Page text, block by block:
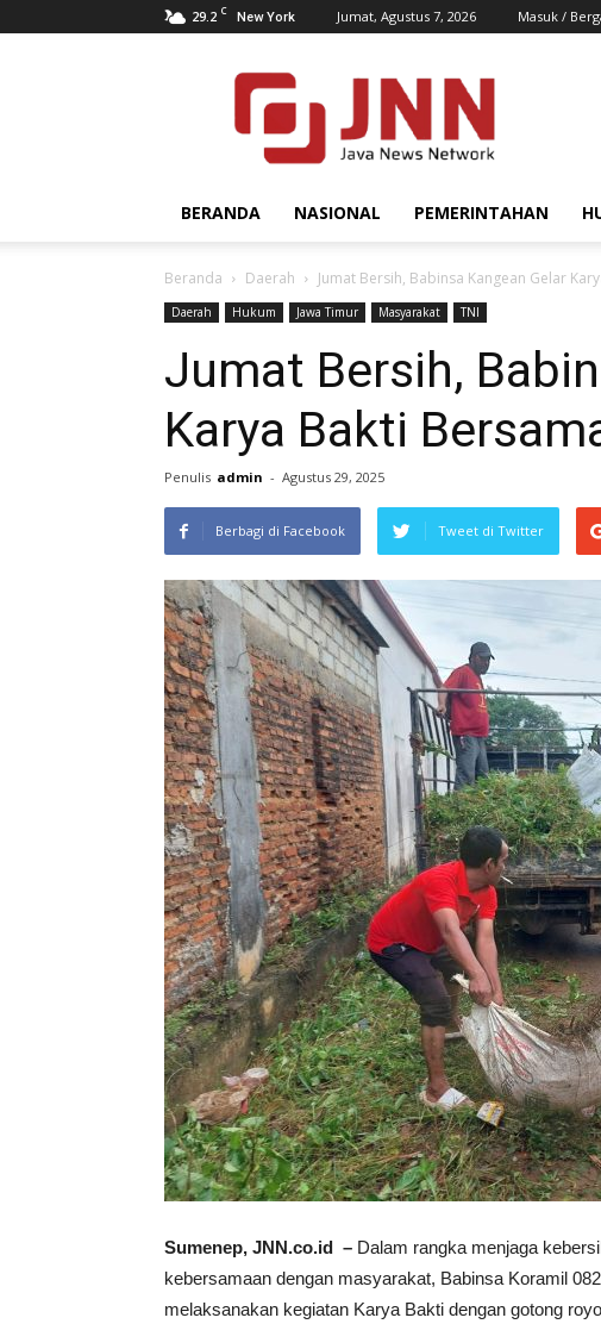
29.2 C New York Jumat, Agustus 7, 2026 Masuk /
JNN.co.id
BERANDA NASIONAL PEMERINTAHAN
Beranda Daerah Jumat Bersih, Babinsa Kangean Gelar
Daerah Hukum Jawa Timur Masyarakat TNI
Jumat Bersih,
Karya Bakti
Penulis admin - Agustus 29, 2025
Berbagi di Facebook Tweet di Twitter
Sumenep, JNN.co.id – Dalam rangka menjaga
kebersamaan dengan masyarakat, Babinsa Koramil
melaksanakan kegiatan Karya Bakti dengan gotong